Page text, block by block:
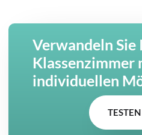
Verwandeln Sie
Klassenzimmer
individuellen